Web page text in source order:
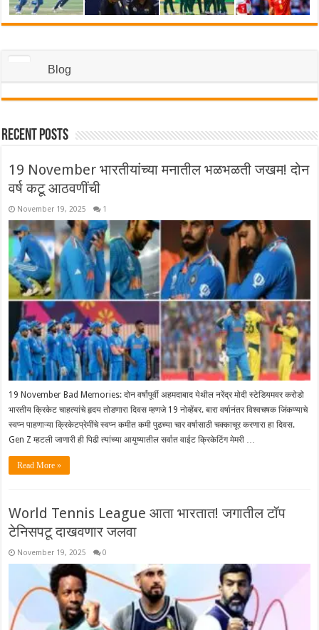
Blog
Recent Posts
19 November भारतीयांच्या मनातील भळभळती जखम! दोन
वर्ष कटू आठवणींची
November 19, 2025 1
19 November Bad Memories: दोन वर्षांपूर्वी अहमदाबाद येथील नरेंद्र मोदी स्टेडियमवर करोडो
भारतीय क्रिकेट चाहत्यांचे हृदय तोडणारा दिवस म्हणजे 19 नोव्हेंबर. बारा वर्षानंतर विश्वचषक जिंकण्याचे
स्वप्न पाहणाऱ्या क्रिकेटप्रेमींचे स्वप्न कमीत कमी पुढच्या चार वर्षासाठी चक्काचूर करणारा हा दिवस.
Gen Z म्हटली जाणारी ही पिढी त्यांच्या आयुष्यातील सर्वात वाईट क्रिकेटिंग मेमरी …
Read More »
World Tennis League आता भारतात! जगातील टॉप
टेनिसपटू दाखवणार जलवा
November 19, 2025 0